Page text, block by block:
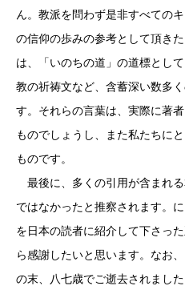
ん。教派を問わず是非すべての
の信仰の歩みの参考として頂き
は、「いのちの道」の道標とし
教の祈祷文など、含蓄深い数多
す。それらの言葉は、実際に著
ものでしょうし、また私たちに
ものです。
最後に、多くの引用が含まれ
ではなかったと推察されます。
を日本の読者に紹介して下さっ
ら感謝したいと思います。なお
の末、八七歳でご逝去されました